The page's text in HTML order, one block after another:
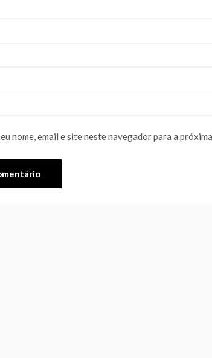
nome, email e site neste navegador para a